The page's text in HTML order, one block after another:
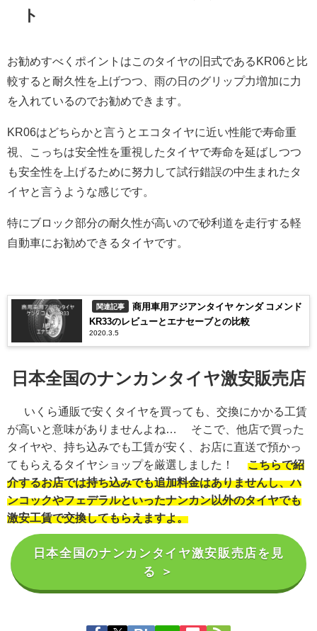
ト
お勧めすべくポイントはこのタイヤの旧式であるKR06と比
較すると耐久性を上げつつ、雨の日のグリップ力増加に力
を入れているのでお勧めできます。
KR06はどちらかと言うとエコタイヤに近い性能で寿命重
視、こっちは安全性を重視したタイヤで寿命を延ばしつつ
も安全性を上げるために努力して試行錯誤の中生まれたタ
イヤと言うような感じです。
特にブロック部分の耐久性が高いので砂利道を走行する軽
自動車にお勧めできるタイヤです。
関連記事
商用車用アジアンタイヤ ケンダ コメンド
KR33のレビューとエナセーブとの比較
2020.3.5
日本全国のナンカンタイヤ激安販売店
いくら通販で安くタイヤを買っても、交換にかかる工賃
が高いと意味がありませんよね… そこで、他店で買った
タイヤや、持ち込みでも工賃が安く、お店に直送で預かっ
てもらえるタイヤショップを厳選しました！ こちらで紹
介するお店では持ち込みでも追加料金はありませんし、ハ
ンコックやフェデラルといったナンカン以外のタイヤでも
激安工賃で交換してもらえますよ。
日本全国のナンカンタイヤ激安販売店を見
る ＞